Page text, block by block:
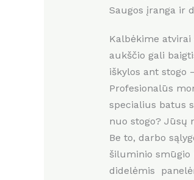
Saugos įranga ir
Kalbėkime
aukščio gali
iškylos ant stogo
Profesionalūs
specialius batus
nuo stogo? Jūsų
Be to, darbo
šiluminio smūgio
didelėmis